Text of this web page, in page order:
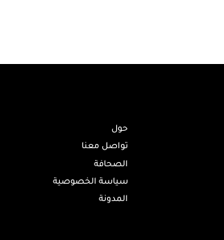
حول
تواصل معنا
الصحافة
سياسة الخصوصية
المدونة